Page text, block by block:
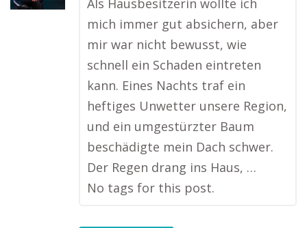
Als Hausbesitzerin wollte ich
mich immer gut absichern, aber
mir war nicht bewusst, wie
schnell ein Schaden eintreten
kann. Eines Nachts traf ein
heftiges Unwetter unsere Region,
und ein umgestürzter Baum
beschädigte mein Dach schwer.
Der Regen drang ins Haus, …
No tags for this post.